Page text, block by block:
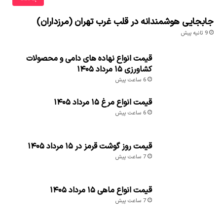
جابجایی هوشمندانه در قلب غرب تهران (مرزداران)
9 ثانیه پیش
قیمت انواع نهاده های دامی و محصولات
کشاورزی ۱۵ مرداد ۱۴۰۵
6 ساعت پیش
قیمت انواع مرغ ۱۵ مرداد ۱۴۰۵
6 ساعت پیش
قیمت روز گوشت قرمز در ۱۵ مرداد ۱۴۰۵
7 ساعت پیش
قیمت انواع ماهی ۱۵ مرداد ۱۴۰۵
7 ساعت پیش